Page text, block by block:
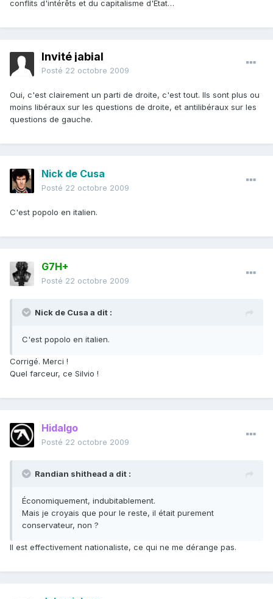
conflits d'intérêts et du capitalisme d'Etat…
Invité jabial
Posté 22 octobre 2009
Oui, c'est clairement un parti de droite, c'est tout. Ils sont plus ou
moins libéraux sur les questions de droite, et antilibéraux sur les
questions de gauche.
Nick de Cusa
Posté 22 octobre 2009
C'est popolo en italien.
G7H+
Posté 22 octobre 2009
Nick de Cusa a dit :
C'est popolo en italien.
Corrigé. Merci !
Quel farceur, ce Silvio !
Hidalgo
Posté 22 octobre 2009
Randian shithead a dit :
Économiquement, indubitablement.
Mais je croyais que pour le reste, il était purement
conservateur, non ?
Il est effectivement nationaliste, ce qui ne me dérange pas.